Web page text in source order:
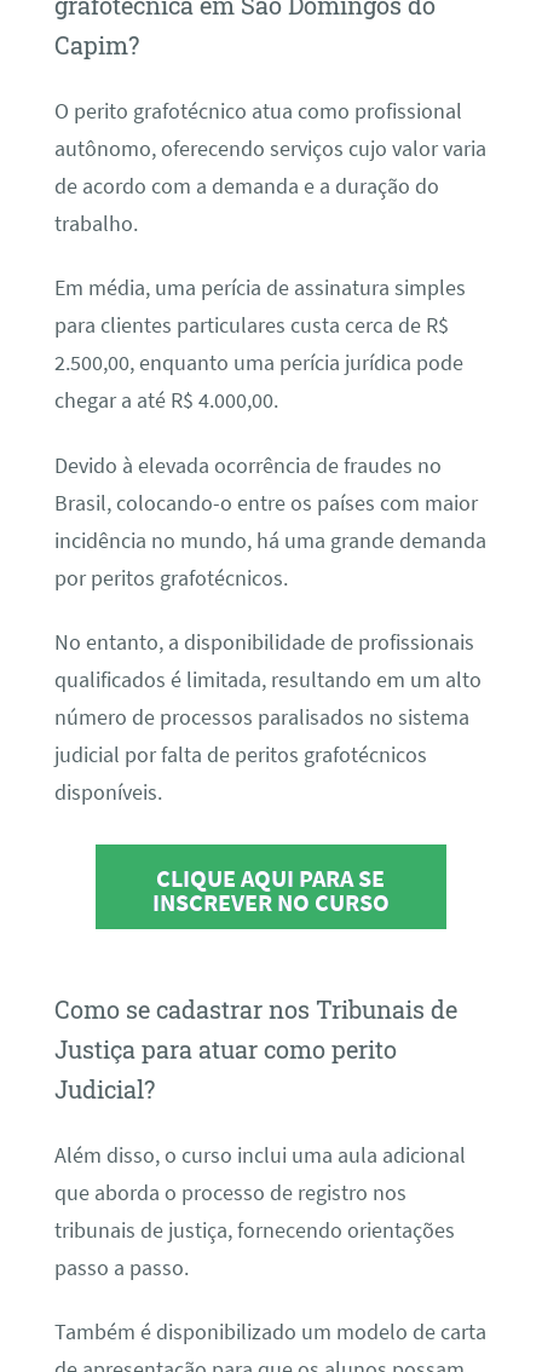
Capim?
O perito grafotécnico atua como profissional
autônomo, oferecendo serviços cujo valor varia
de acordo com a demanda e a duração do
trabalho.
Em média, uma perícia de assinatura simples
para clientes particulares custa cerca de R$
2.500,00, enquanto uma perícia jurídica pode
chegar a até R$ 4.000,00.
Devido à elevada ocorrência de fraudes no
Brasil, colocando-o entre os países com maior
incidência no mundo, há uma grande demanda
por peritos grafotécnicos.
No entanto, a disponibilidade de profissionais
qualificados é limitada, resultando em um alto
número de processos paralisados no sistema
judicial por falta de peritos grafotécnicos
disponíveis.
CLIQUE AQUI PARA SE
INSCREVER NO CURSO
Como se cadastrar nos Tribunais de
Justiça para atuar como perito
Judicial?
Além disso, o curso inclui uma aula adicional
que aborda o processo de registro nos
tribunais de justiça, fornecendo orientações
passo a passo.
Também é disponibilizado um modelo de carta